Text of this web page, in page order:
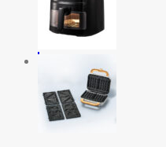
MAF4L